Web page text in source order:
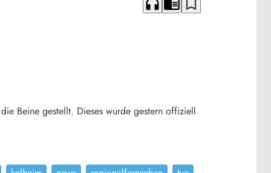
headphones chrome_reader_mode bookmark_border
Beine gestellt. Dieses wurde gestern offiziell